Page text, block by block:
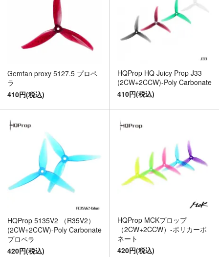
Gemfan proxy 5127.5 プロペ
ラ
410円(税込)
HQProp HQ Juicy Prop J33
(2CW+2CCW)-Poly Carbonate
410円(税込)
HQProp 5135V2 （R35V2）
(2CW+2CCW)-Poly Carbonate
プロペラ
420円(税込)
HQProp MCKプロップ
（2CW+2CCW）-ポリカーボ
ネート
420円(税込)